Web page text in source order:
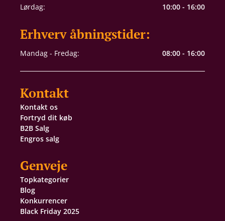
Lørdag:
10:00 - 16:00
Erhverv åbningstider:
Mandag - Fredag: 08:00 - 16:00
Kontakt
Kontakt os
Fortryd dit køb
B2B Salg
Engros salg
Genveje
Topkategorier
Blog
Konkurrencer
Black Friday 2025